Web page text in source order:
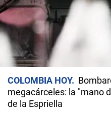
COLOMBIA HOY
megacárceles: la "mano
de la Espriella